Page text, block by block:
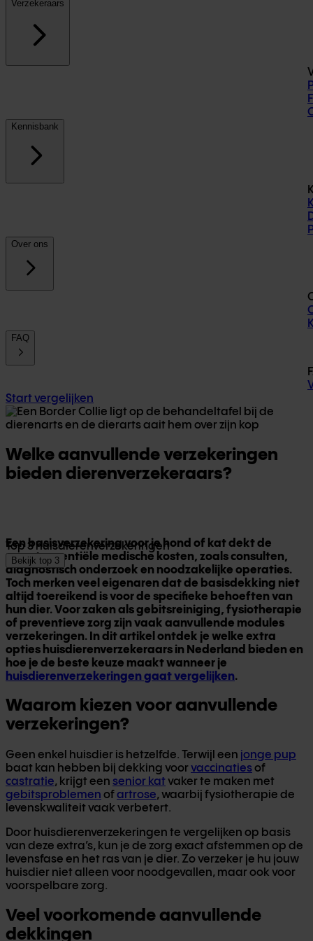
Verzekeraars
Kennisbank
Over ons
FAQ
Start vergelijken
Welke aanvullende verzekeringen
bieden dierenverzekeraars?
Top 3 huisdierenverzekeringen
Bekijk top 3
Een basisverzekering voor je hond of kat dekt de
meest essentiële medische kosten, zoals consulten,
diagnostisch onderzoek en noodzakelijke operaties.
Toch merken veel eigenaren dat de basisdekking niet
altijd toereikend is voor de specifieke behoeften van
hun dier. Voor zaken als gebitsreiniging, fysiotherapie
of preventieve zorg zijn vaak aanvullende modules
verzekeringen. In dit artikel ontdek je welke extra
opties huisdierenverzekeraars in Nederland bieden en
hoe je de beste keuze maakt wanneer je
huisdierenverzekeringen gaat vergelijken.
Waarom kiezen voor aanvullende
verzekeringen?
Geen enkel huisdier is hetzelfde. Terwijl een jonge pup
baat kan hebben bij dekking voorvaccinatiesof
castratie, krijgt een senior kat vaker te maken met
gebitsproblemen ofartrose, waarbij fysiotherapie de
levenskwaliteit vaak verbetert.
Door huisdierenverzekeringen te vergelijken op basis
van deze extra’s, kun je de zorg exact afstemmen op de
levensfase en het ras van je dier. Zo verzeker je hu jouw
huisdier niet alleen voor noodgevallen, maar ook voor
voorspelbare zorg.
Veel voorkomende aanvullende
dekkingen